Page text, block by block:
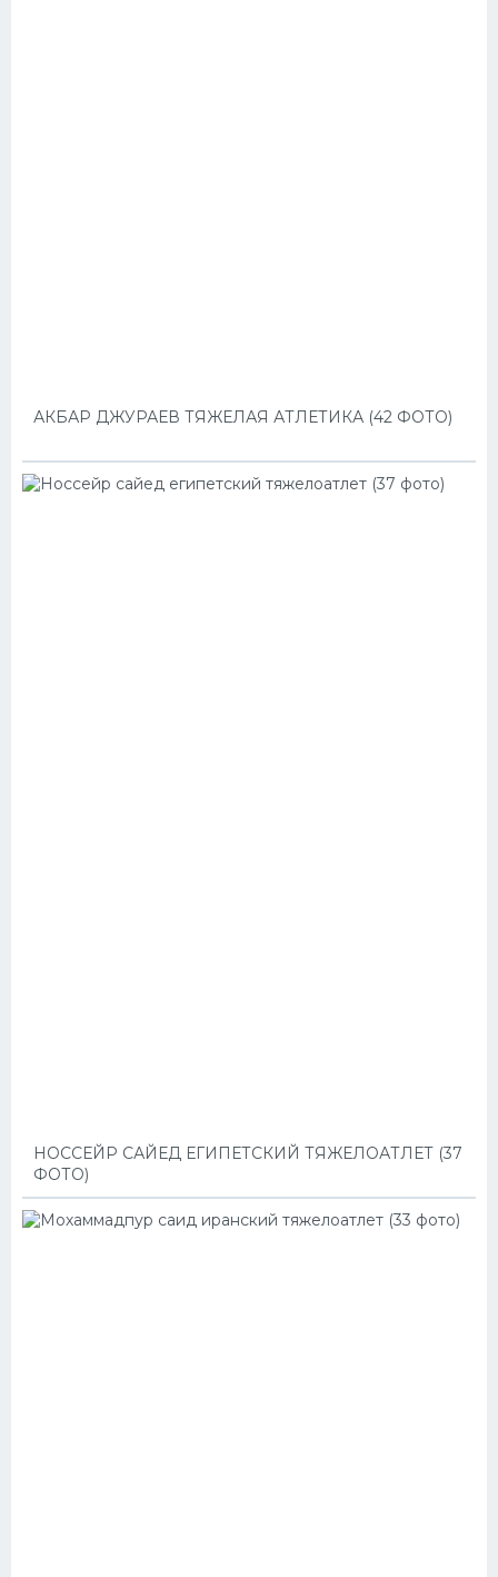
АКБАР ДЖУРАЕВ ТЯЖЕЛАЯ АТЛЕТИКА (42 ФОТО)
НОССЕЙР САЙЕД ЕГИПЕТСКИЙ ТЯЖЕЛОАТЛЕТ (37
ФОТО)